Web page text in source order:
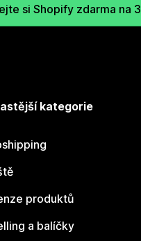
si Shopify zdarma na
kategorie
produktů
a balíčky